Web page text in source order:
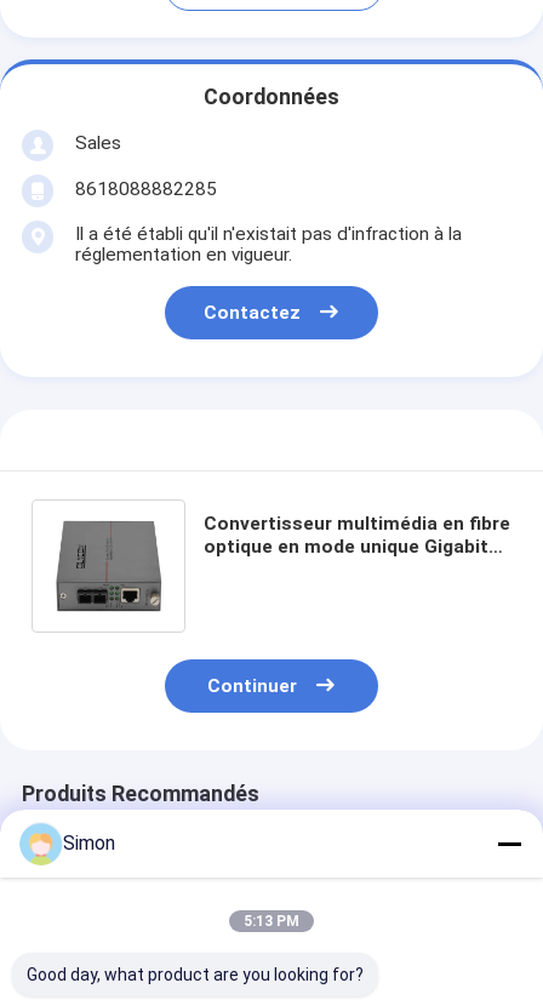
Coordonnées
Sales
8618088882285
Il a été établi qu'il n'existait pas d'infraction à la
réglementation en vigueur.
Contactez
Convertisseur multimédia en fibre
optique en mode unique Gigabit
Continuer
Produits Recommandés
Simon
5:13 PM
Good day, what product are you looking for?